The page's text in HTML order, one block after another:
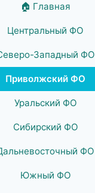
🏠 Главная
Центральный ФО
Западный ФО
Приволжский ФО
Уральский ФО
Сибирский ФО
ФО
Южный ФО